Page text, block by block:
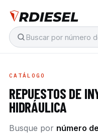
CATÁLOGO
REPUESTOS DE
HIDRÁULICA
Busque por número